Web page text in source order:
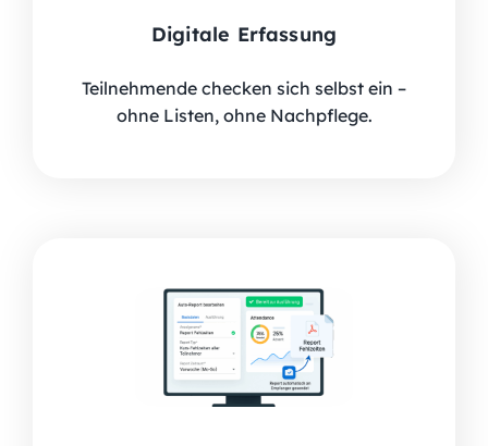
Digitale Erfassung
Teilnehmende checken sich selbst ein –
ohne Listen, ohne Nachpflege.